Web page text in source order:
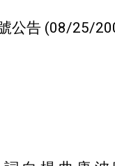
公告 (08/25/